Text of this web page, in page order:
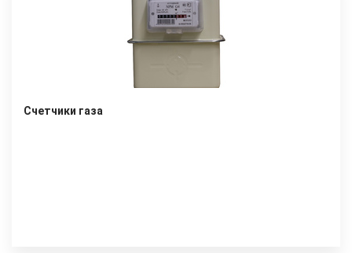
Счетчики газа